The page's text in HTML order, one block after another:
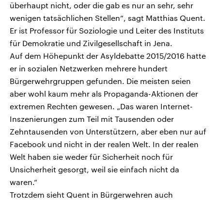
überhaupt nicht, oder die gab es nur an sehr, sehr
wenigen tatsächlichen Stellen“, sagt Matthias Quent.
Er ist Professor für Soziologie und Leiter des Instituts
für Demokratie und Zivilgesellschaft in Jena.
Auf dem Höhepunkt der Asyldebatte 2015/2016 hatte
er in sozialen Netzwerken mehrere hundert
Bürgerwehrgruppen gefunden. Die meisten seien
aber wohl kaum mehr als Propaganda-Aktionen der
extremen Rechten gewesen. „Das waren Internet-
Inszenierungen zum Teil mit Tausenden oder
Zehntausenden von Unterstützern, aber eben nur auf
Facebook und nicht in der realen Welt. In der realen
Welt haben sie weder für Sicherheit noch für
Unsicherheit gesorgt, weil sie einfach nicht da
waren.“
Trotzdem sieht Quent in Bürgerwehren auch